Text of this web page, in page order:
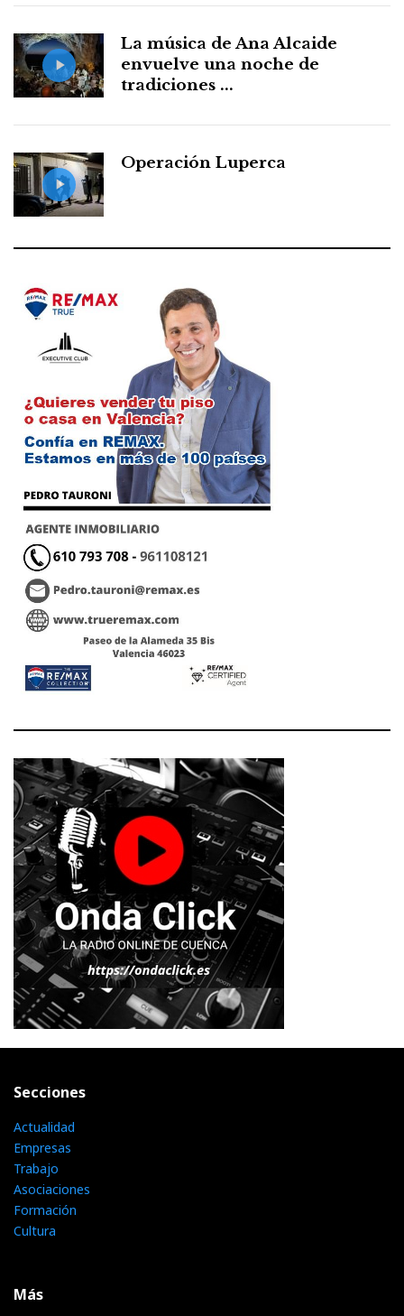
La música de Ana Alcaide
envuelve una noche de
tradiciones ...
Operación Luperca
Secciones
Actualidad
Empresas
Trabajo
Asociaciones
Formación
Cultura
Más